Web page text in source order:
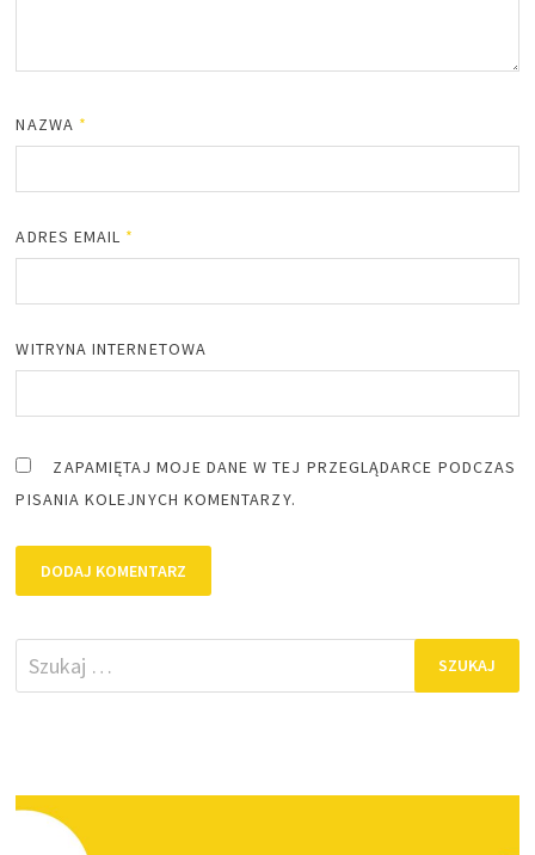
NAZWA *
ADRES EMAIL *
WITRYNA INTERNETOWA
ZAPAMIĘTAJ MOJE DANE W TEJ PRZEGLĄDARCE PODCZAS
PISANIA KOLEJNYCH KOMENTARZY.
Szukaj: